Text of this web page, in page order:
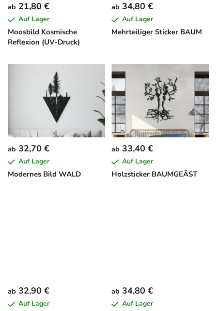
Moosbild Kosmische
Reflexion (UV-Druck)
ab 21,80 €
Auf Lager
Mehrteiliger Sticker BAUM
ab 34,80 €
Auf Lager
Modernes Bild WALD
ab 32,70 €
Auf Lager
Holzsticker BAUMGEÄST
ab 33,40 €
Auf Lager
ab 32,90 €
Auf Lager
ab 34,80 €
Auf Lager